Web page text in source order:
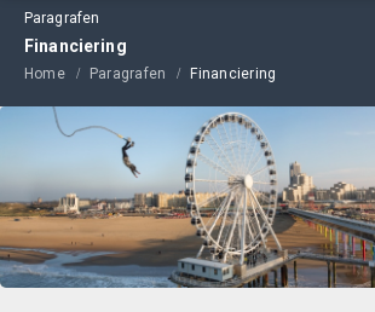
Paragrafen
Financiering
Home Paragrafen Financiering